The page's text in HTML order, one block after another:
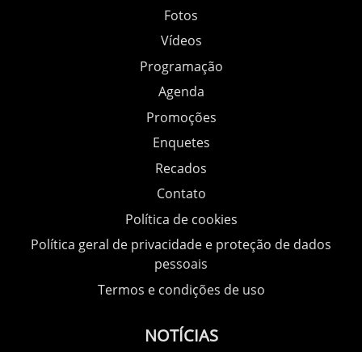
Fotos
Vídeos
Programação
Agenda
Promoções
Enquetes
Recados
Contato
Política de cookies
Política geral de privacidade e proteção de dados
pessoais
Termos e condições de uso
NOTÍCIAS